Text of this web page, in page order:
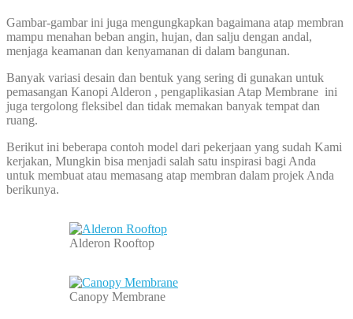
Gambar-gambar ini juga mengungkapkan bagaimana atap membran
mampu menahan beban angin, hujan, dan salju dengan andal,
menjaga keamanan dan kenyamanan di dalam bangunan.
Banyak variasi desain dan bentuk yang sering di gunakan untuk
pemasangan Kanopi Alderon , pengaplikasian Atap Membrane ini
juga tergolong fleksibel dan tidak memakan banyak tempat dan
ruang.
Berikut ini beberapa contoh model dari pekerjaan yang sudah Kami
kerjakan, Mungkin bisa menjadi salah satu inspirasi bagi Anda
untuk membuat atau memasang atap membran dalam projek Anda
berikunya.
Alderon Rooftop
Canopy Membrane